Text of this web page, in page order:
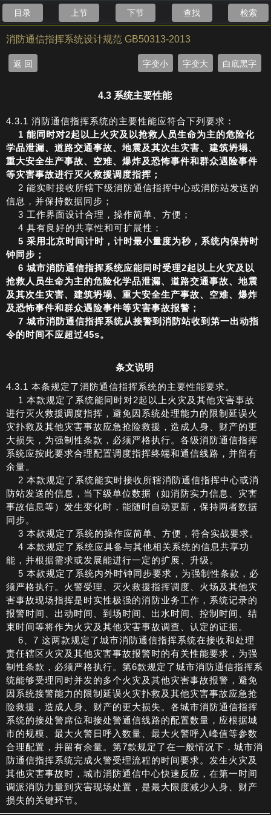
目录 上节 下节 查找 检索
消防通信指挥系统设计规范 GB50313-2013
返 回 字变小 字变大 白底黑字
4.3 系统主要性能
4.3.1 消防通信指挥系统的主要性能应符合下列要求：
1 能同时对2起以上火灾及以抢救人员生命为主的危险化
学品泄漏、道路交通事故、地震及其次生灾害、建筑坍塌、
重大安全生产事故、空难、爆炸及恐怖事件和群众遇险事件
等灾害事故进行灭火救援调度指挥；
2 能实时接收所辖下级消防通信指挥中心或消防站发送的
信息，并保持数据同步；
3 工作界面设计合理，操作简单、方便；
4 具有良好的共享性和可扩展性；
5 采用北京时间计时，计时最小量度为秒，系统内保持时
钟同步；
6 城市消防通信指挥系统应能同时受理2起以上火灾及以
抢救人员生命为主的危险化学品泄漏、道路交通事故、地震
及其次生灾害、建筑坍塌、重大安全生产事故、空难、爆炸
及恐怖事件和群众遇险事件等灾害事故报警；
7 城市消防通信指挥系统从接警到消防站收到第一出动指
令的时间不应超过45s。
条文说明
4.3.1 本条规定了消防通信指挥系统的主要性能要求。
1 本款规定了系统能同时对2起以上火灾及其他灾害事故
进行灭火救援调度指挥，避免因系统处理能力的限制延误火
灾扑救及其他灾害事故应急抢险救援，造成人身、财产的更
大损失，为强制性条款，必须严格执行。各级消防通信指挥
系统应按此要求合理配置调度指挥终端和通信线路，并留有
余量。
2 本款规定了系统能实时接收所辖消防通信指挥中心或消
防站发送的信息，当下级单位数据（如消防实力信息、灾害
事故信息等）发生变化时，能随时自动更新，保持两者数据
同步。
3 本款规定了系统的操作应简单、方便，符合实战要求。
4 本款规定了系统应具备与其他相关系统的信息共享功
能，并根据需求或发展能进行一定的扩展、升级。
5 本款规定了系统内外时钟同步要求，为强制性条款，必
须严格执行。火警受理、灭火救援指挥调度、火场及其他灾
害事故现场指挥是时实性极强的消防业务工作，系统记录的
报警时间、出动时间、到场时间、出水时间、控制时间、结
束时间等将作为火灾及其他灾害事故调查、认定的证据。
6、7 这两款规定了城市消防通信指挥系统在接收和处理
责任辖区火灾及其他灾害事故报警时的有关性能要求，为强
制性条款，必须严格执行。第6款规定了城市消防通信指挥系
统能够受理同时并发的多个火灾及其他灾害事故报警，避免
因系统接警能力的限制延误火灾扑救及其他灾害事故应急抢
险救援，造成人身、财产的更大损失。各城市消防通信指挥
系统的接处警席位和接处警通信线路的配置数量，应根据城
市的规模、最大火警日呼入数量、最大火警呼入峰值等参数
合理配置，并留有余量。第7款规定了在一般情况下，城市消
防通信指挥系统完成火警受理流程的时间要求。发生火灾及
其他灾害事故时，城市消防通信中心快速反应，在第一时间
调派消防力量到灾害现场处置，是最大限度减少人身、财产
损失的关键环节。